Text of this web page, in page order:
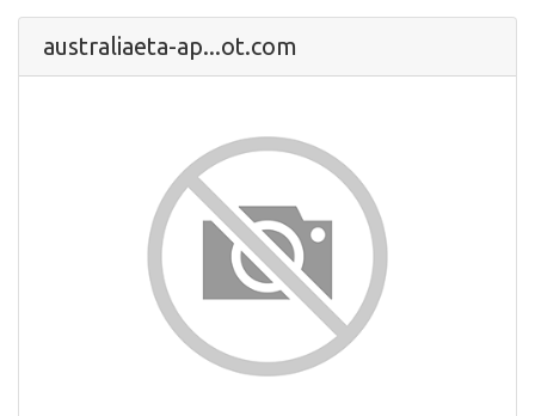
australiaeta-ap...ot.com